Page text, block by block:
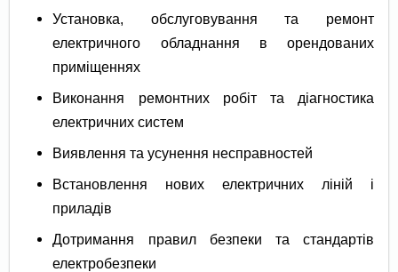
Установка, обслуговування та ремонт
електричного обладнання в орендованих
приміщеннях
Виконання ремонтних робіт та діагностика
електричних систем
Виявлення та усунення несправностей
Встановлення нових електричних ліній і
приладів
Дотримання правил безпеки та стандартів
електробезпеки